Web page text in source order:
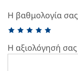
Η βαθμολογία σας
Η αξιολόγησή σας